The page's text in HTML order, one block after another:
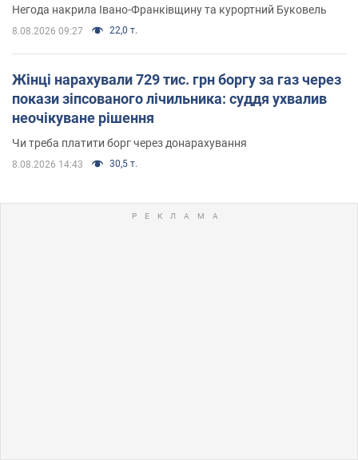
Негода накрила Івано-Франківщину та курортний Буковель
8.08.2026 09:27 22,0 т.
Жінці нарахували 729 тис. грн боргу за газ через
покази зіпсованого лічильника: суддя ухвалив
неочікуване рішення
Чи треба платити борг через донарахування
8.08.2026 14:43 30,5 т.